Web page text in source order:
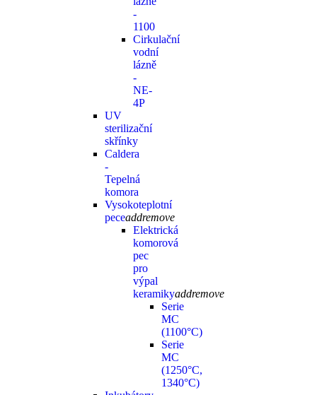
-
1100
Cirkulační
vodní
lázně
-
NE-
4P
UV
sterilizační
skřínky
Caldera
-
Tepelná
komora
Vysokoteplotní
peceaddremove
Elektrická
komorová
pec
pro
výpal
keramikyaddremove
Serie
MC
(1100°C)
Serie
MC
(1250°C,
1340°C)